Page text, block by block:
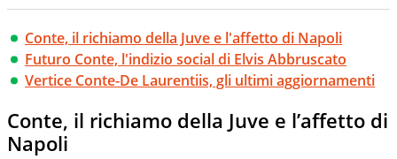
Conte, il richiamo della Juve e l'affetto di Napoli
Futuro Conte, l'indizio social di Elvis Abbruscato
Vertice Conte-De Laurentiis, gli ultimi aggiornamenti
Conte, il richiamo della Juve e l’affetto di
Napoli